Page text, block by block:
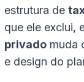
estrutura de
que ele exclui,
privado muda
e design do